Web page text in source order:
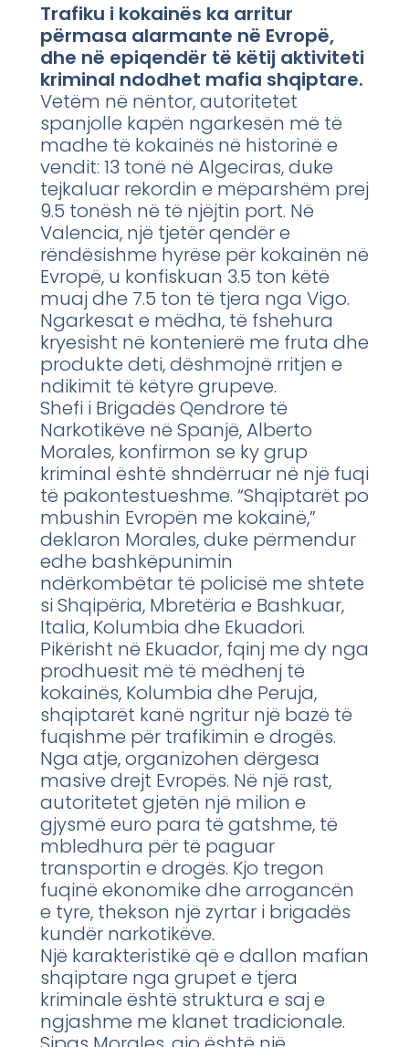
Trafiku i kokainës ka arritur
përmasa alarmante në Evropë,
dhe në epiqendër të këtij aktiviteti
kriminal ndodhet mafia shqiptare.
Vetëm në nëntor, autoritetet
spanjolle kapën ngarkesën më të
madhe të kokainës në historinë e
vendit: 13 tonë në Algeciras, duke
tejkaluar rekordin e mëparshëm prej
9.5 tonësh në të njëjtin port. Në
Valencia, një tjetër qendër e
rëndësishme hyrëse për kokainën në
Evropë, u konfiskuan 3.5 ton këtë
muaj dhe 7.5 ton të tjera nga Vigo.
Ngarkesat e mëdha, të fshehura
kryesisht në kontenierë me fruta dhe
produkte deti, dëshmojnë rritjen e
ndikimit të këtyre grupeve.
Shefi i Brigadës Qendrore të
Narkotikëve në Spanjë, Alberto
Morales, konfirmon se ky grup
kriminal është shndërruar në një fuqi
të pakontestueshme. “Shqiptarët po
mbushin Evropën me kokainë,”
deklaron Morales, duke përmendur
edhe bashkëpunimin
ndërkombëtar të policisë me shtete
si Shqipëria, Mbretëria e Bashkuar,
Italia, Kolumbia dhe Ekuadori.
Pikërisht në Ekuador, fqinj me dy nga
prodhuesit më të mëdhenj të
kokainës, Kolumbia dhe Peruja,
shqiptarët kanë ngritur një bazë të
fuqishme për trafikimin e drogës.
Nga atje, organizohen dërgesa
masive drejt Evropës. Në një rast,
autoritetet gjetën një milion e
gjysmë euro para të gatshme, të
mbledhura për të paguar
transportin e drogës. Kjo tregon
fuqinë ekonomike dhe arrogancën
e tyre, thekson një zyrtar i brigadës
kundër narkotikëve.
Një karakteristikë që e dallon mafian
shqiptare nga grupet e tjera
kriminale është struktura e saj e
ngjashme me klanet tradicionale.